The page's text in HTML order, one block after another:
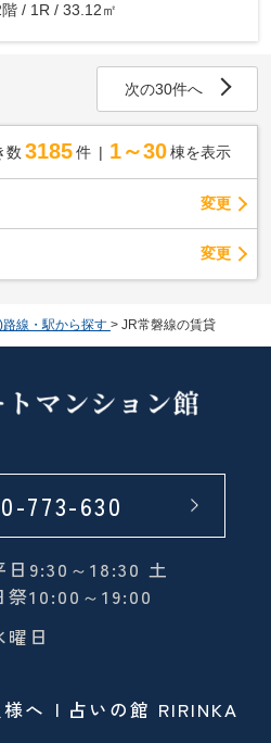
階 / 1R / 33.12㎡
次の30件へ
数 3185 件 1～30 棟を表示
変更
変更
路線・駅から探す > JR常磐線の賃貸
773-630
日9:30～18:30 土
祭10:00～19:00
曜日
へ 占いの館 RIRINKA